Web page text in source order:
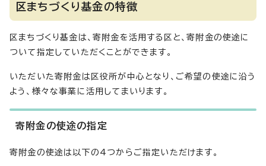
区まちづくり基金の特徴
区まちづくり基金は、寄附金を活用する区と、寄附金の使途に
ついて指定していただくことができます。
いただいた寄附金は区役所が中心となり、ご希望の使途に沿う
よう、様々な事業に活用してまいります。
寄附金の使途の指定
寄附金の使途は以下の4つからご指定いただけます。